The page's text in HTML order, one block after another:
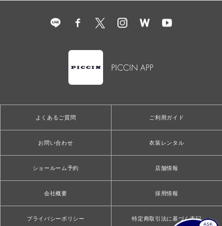
よくあるご質問 ご利用ガイド
お問い合わせ 衣装レンタル
ショールーム予約 店舗情報
会社概要 採用情報
プライバシーポリシー 特定商取引法に基づく表記